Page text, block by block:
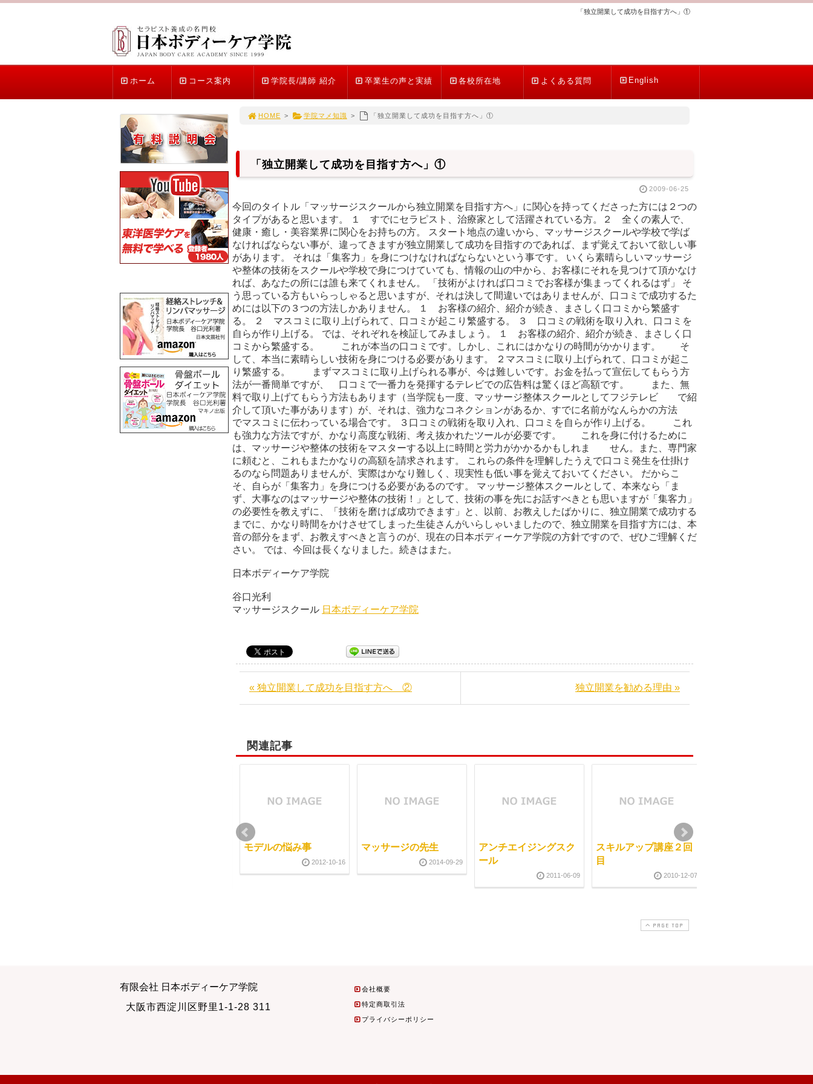
「独立開業して成功を目指す方へ」①
ホーム コース案内 学院長/講師 紹介 卒業生の声と実績 各校所在地 よくある質問 English
HOME > 学院マメ知識 > 「独立開業して成功を目指す方へ」①
「独立開業して成功を目指す方へ」①
2009-06-25
今回のタイトル「マッサージスクールから独立開業を目指す方へ」に関心を持ってくださった方には２つの
タイプがあると思います。 １ すでにセラピスト、治療家として活躍されている方。２ 全くの素人で、
健康・癒し・美容業界に関心をお持ちの方。 スタート地点の違いから、マッサージスクールや学校で学ば
なければならない事が、違ってきますが独立開業して成功を目指すのであれば、まず覚えておいて欲しい事
があります。 それは「集客力」を身につけなければならないという事です。 いくら素晴らしいマッサージ
や整体の技術をスクールや学校で身につけていても、情報の山の中から、お客様にそれを見つけて頂かなけ
れば、あなたの所には誰も来てくれません。 「技術がよければ口コミでお客様が集まってくれるはず」 そ
う思っている方もいらっしゃると思いますが、それは決して間違いではありませんが、口コミで成功するた
めには以下の３つの方法しかありません。 １ お客様の紹介、紹介が続き、まさしく口コミから繁盛す
る。 ２ マスコミに取り上げられて、口コミが起こり繁盛する。 ３ 口コミの戦術を取り入れ、口コミを
自らが作り上げる。 では、それぞれを検証してみましょう。 １ お客様の紹介、紹介が続き、まさしく口
コミから繁盛する。 これが本当の口コミです。しかし、これにはかなりの時間がかかります。 そ
して、本当に素晴らしい技術を身につける必要があります。 ２マスコミに取り上げられて、口コミが起こ
り繁盛する。 まずマスコミに取り上げられる事が、今は難しいです。お金を払って宣伝してもらう方
法が一番簡単ですが、 口コミで一番力を発揮するテレビでの広告料は驚くほど高額です。 また、無
料で取り上げてもらう方法もあります（当学院も一度、マッサージ整体スクールとしてフジテレビ で紹
介して頂いた事があります）が、それは、強力なコネクションがあるか、すでに名前がなんらかの方法
でマスコミに伝わっている場合です。 ３口コミの戦術を取り入れ、口コミを自らが作り上げる。 これ
も強力な方法ですが、かなり高度な戦術、考え抜かれたツールが必要です。 これを身に付けるために
は、マッサージや整体の技術をマスターする以上に時間と労力がかかるかもしれま せん。また、専門家
に頼むと、これもまたかなりの高額を請求されます。 これらの条件を理解したうえで口コミ発生を仕掛け
るのなら問題ありませんが、実際はかなり難しく、現実性も低い事を覚えておいてください。 だからこ
そ、自らが「集客力」を身につける必要があるのです。 マッサージ整体スクールとして、本来なら「ま
ず、大事なのはマッサージや整体の技術！」として、技術の事を先にお話すべきとも思いますが「集客力」
の必要性を教えずに、「技術を磨けば成功できます」と、以前、お教えしたばかりに、独立開業で成功する
までに、かなり時間をかけさせてしまった生徒さんがいらしゃいましたので、独立開業を目指す方には、本
音の部分をまず、お教えすべきと言うのが、現在の日本ボディーケア学院の方針ですので、ぜひご理解くだ
さい。 では、今回は長くなりました。続きはまた。
日本ボディーケア学院
谷口光利
マッサージスクール 日本ボディーケア学院
« 独立開業して成功を目指す方へ ② 独立開業を勧める理由 »
関連記事
モデルの悩み事
2012-10-16
マッサージの先生
2014-09-29
アンチエイジングスク
ール
2011-06-09
スキルアップ講座２回
目
2010-12-07
講義を有意義に受講す
2011-03-08
PAGE TOP
有限会社 日本ボディーケア学院
大阪市西淀川区野里1-1-28 311
会社概要
特定商取引法
プライバシーポリシー